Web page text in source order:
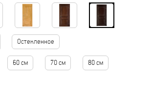
Остекленное
60 см 70 см 80 см